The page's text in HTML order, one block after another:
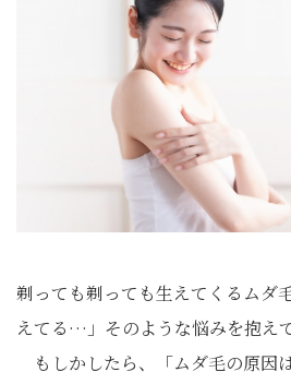
剃っても剃っても生えてくるムダ
えてる…」そのような悩みを抱え
もしかしたら、「ムダ毛の原因